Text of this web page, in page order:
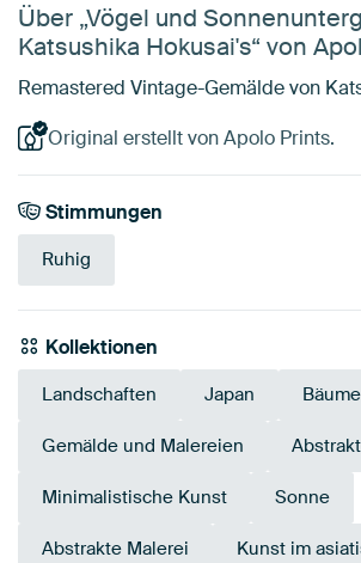
Über „Vögel und
Katsushika Hokusai's“ von
Remastered Vintage-Gemälde von
Original erstellt von Apolo Prints.
Stimmungen
Ruhig
Kollektionen
Landschaften Japan Bäume
Gemälde und Malereien
Minimalistische Kunst Sonne
Abstrakte Malerei Kunst im